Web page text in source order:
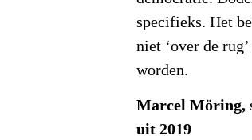
specifieks. Het
niet ‘over de
worden.
Marcel Möring,
uit 2019